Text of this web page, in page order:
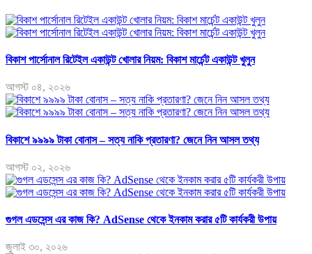
বিকাশ পার্সোনাল রিটেইল একাউন্ট খোলার নিয়ম: বিকাশ মার্চেন্ট একাউন্ট খুলুন
আগস্ট ০৪, ২০২৬
বিকাশে ৯৯৯৯ টাকা বোনাস – সত্য নাকি প্রতারণা? জেনে নিন আসল তথ্য
আগস্ট ০২, ২০২৬
গুগল এডসেন্স এর কাজ কি? AdSense থেকে ইনকাম করার ৫টি কার্যকরী উপায়
জুলাই ৩০, ২০২৬